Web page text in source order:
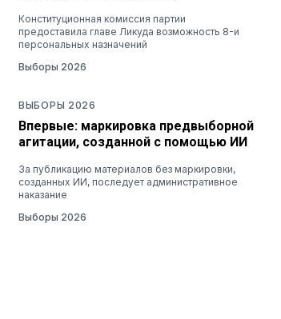
Конституционная комиссия партии
предоставила главе Ликуда возможность 8-и
персональных назначений
Выборы 2026
ВЫБОРЫ 2026
Впервые: маркировка предвыборной
агитации, созданной с помощью ИИ
За публикацию материалов без маркировки,
созданных ИИ, последует административное
наказание
Выборы 2026